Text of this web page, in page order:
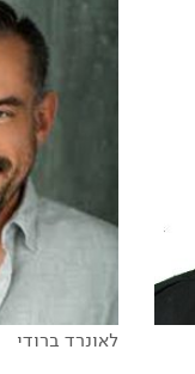
rewrite
לאונרד ברודי